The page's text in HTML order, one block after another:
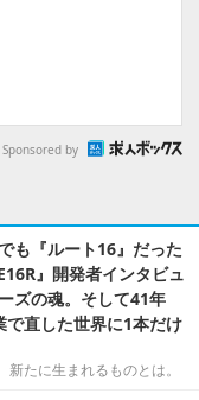
Sponsored by
も『ルート16』だった
』開発者インタビュ
ズの魂。そして41年
直した世界に1本だけ
たに生まれるものとは。